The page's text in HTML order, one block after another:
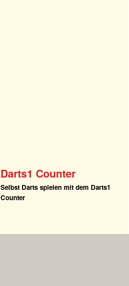
Darts1 Counter
Selbst Darts spielen mit dem Darts1
Counter